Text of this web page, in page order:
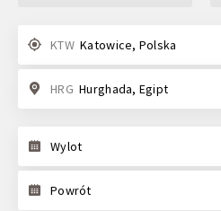
KTW Katowice, Polska
HRG Hurghada, Egipt
Wylot
Powrót